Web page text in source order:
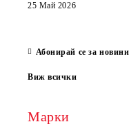
25 Май 2026
Абонирай се за новини
Виж всички
Марки